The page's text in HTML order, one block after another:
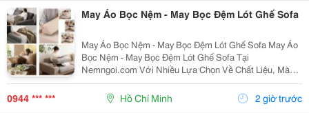
May Áo Bọc Nệm - May Bọc Đệm Lót Ghế Sofa
May Áo Bọc Nệm - May Bọc Đệm Lót Ghế Sofa May Áo
Bọc Nệm - May Bọc Đệm Lót Ghế Sofa Tại
Nemngoi.com Với Nhiều Lựa Chọn Về Chất Liệu, Màu
Sắc, Kiểu Dáng Và Kích Thước. Sản Phẩm Được Tư
Vấn Theo Nhu Cầu Thực Tế, Hỗ Trợ Báo Giá Nhanh,
Khuyến Mãi, Ưu...
0944 *** *** Hồ Chí Minh 2 giờ trước